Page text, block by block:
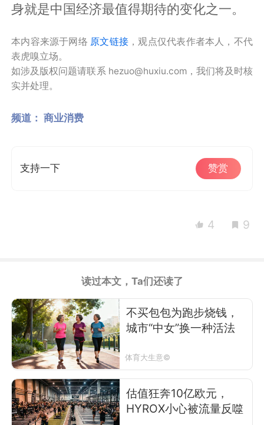
身就是中国经济最值得期待的变化之一。
本内容来源于网络 原文链接 ，观点仅代表作者本人，不代
表虎嗅立场。
如涉及版权问题请联系 hezuo@huxiu.com，我们将及时核
实并处理。
频道： 商业消费
支持一下 赞赏
4 9
读过本文，Ta们还读了
不买包包为跑步烧钱，
城市“中女”换一种活法
体育大生意©
估值狂奔10亿欧元，
HYROX小心被流量反噬